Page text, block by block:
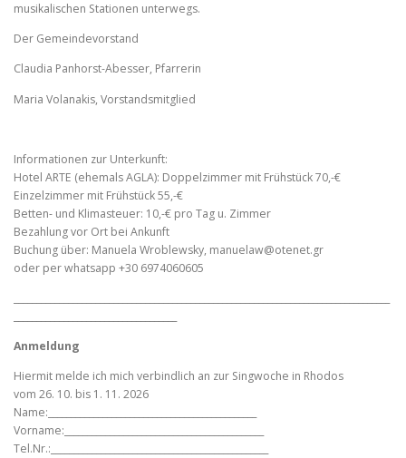
musikalischen Stationen unterwegs.
Der Gemeindevorstand
Claudia Panhorst-Abesser, Pfarrerin
Maria Volanakis, Vorstandsmitglied
Informationen zur Unterkunft:
Hotel ARTE (ehemals AGLA): Doppelzimmer mit Frühstück 70,-€
Einzelzimmer mit Frühstück 55,-€
Betten- und Klimasteuer: 10,-€ pro Tag u. Zimmer
Bezahlung vor Ort bei Ankunft
Buchung über: Manuela Wroblewsky, manuelaw@otenet.gr
oder per whatsapp +30 6974060605
Anmeldung
Hiermit melde ich mich verbindlich an zur Singwoche in Rhodos
vom 26. 10. bis 1. 11. 2026
Name:______________________________________________
Vorname:____________________________________________
Tel.Nr.:________________________________________________